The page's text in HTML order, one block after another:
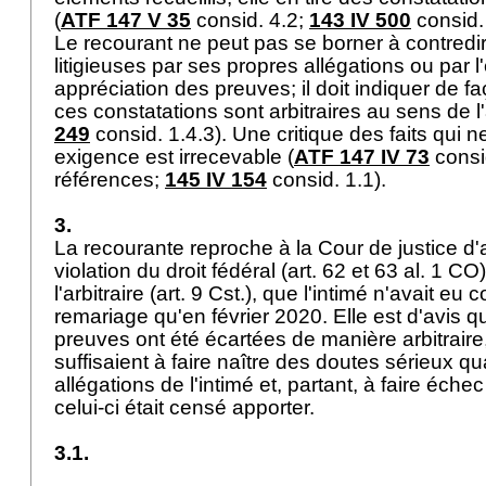
(ATF 147 V 35 consid. 4.2; 143 IV 500
Le recourant ne peut pas se borner à
litigieuses par ses propres allégations ou par
appréciation des preuves; il doit indiquer de
ces constatations sont arbitraires au sens de l'
249 consid. 1.4.3). Une critique des faits qui
exigence est irrecevable (ATF 147 IV 73
références; 145 IV 154 consid. 1.1).
3.
La recourante reproche à la Cour de justice
violation du droit fédéral (art. 62 et 63 al. 1 CO
l'arbitraire (art. 9 Cst.), que l'intimé n'avait eu
remariage qu'en février 2020. Elle est d'avis
preuves ont été écartées de manière
suffisaient à faire naître des doutes sérieux
allégations de l'intimé et, partant, à faire
celui-ci était censé apporter.
3.1.